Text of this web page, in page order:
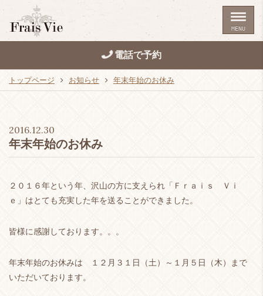
電話で予約
トップページ お知らせ 年末年始のお休み
年末年始のお休み
2016.12.30
２０１６年という年、沢山の方に支えられ「Ｆｒａｉｓ Ｖｉ
ｅ」はとても充実した年を送ることができました。
皆様に感謝しております。。。
年末年始のお休みは １２月３１日（土）～１月５日（木）まで
いただいております。
MENU